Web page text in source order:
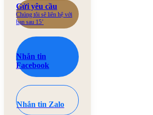
Gửi yêu cầu
Chúng tôi sẽ liên hệ với
bạn sau 15’
Nhắn tin
Facebook
Nhắn tin Zalo